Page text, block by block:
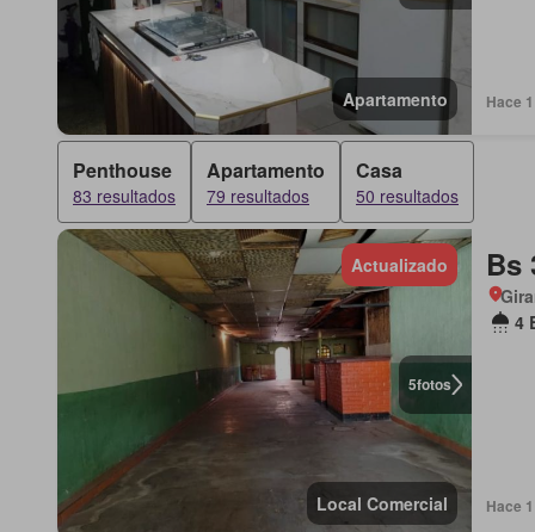
Apartamento Hace
Penthouse
83 resultados
Apartamento
79 resultados
Casa
50 resultados
5fotos
Actualizado
Local Comercial
Bs
4
Hace